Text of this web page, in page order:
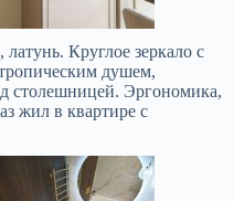
Круглое зеркало с
душем,
столешницей. Эргономика,
жил в квартире с